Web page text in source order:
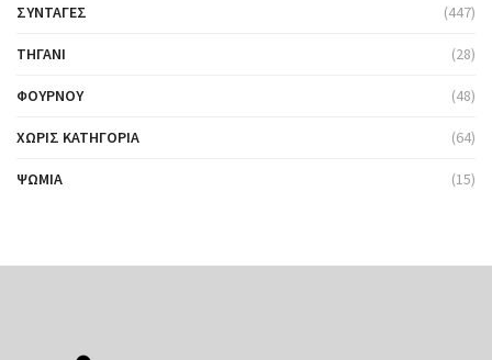
ΣΥΝΤΑΓΈΣ (447)
ΤΗΓΆΝΙ (28)
ΦΟΎΡΝΟΥ (48)
ΧΩΡΊΣ ΚΑΤΗΓΟΡΊΑ (64)
ΨΩΜΙΆ (15)